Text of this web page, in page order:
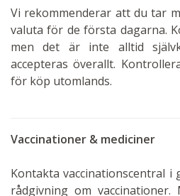
Vi rekommenderar att du tar
valuta för de första dagarna.
men det är inte alltid
accepteras överallt.
för köp utomlands.
Vaccinationer & mediciner
Kontakta vaccinationscentral
rådgivning om